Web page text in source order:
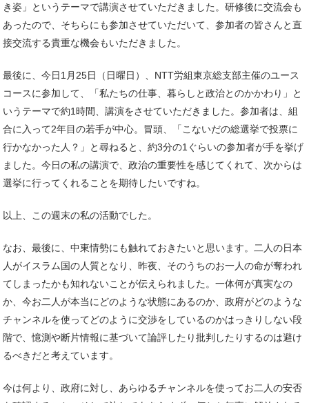
き姿」というテーマで講演させていただきました。研修後に交流会も
あったので、そちらにも参加させていただいて、参加者の皆さんと直
接交流する貴重な機会もいただきました。
最後に、今日1月25日（日曜日）、NTT労組東京総支部主催のユース
コースに参加して、「私たちの仕事、暮らしと政治とのかかわり」と
いうテーマで約1時間、講演をさせていただきました。参加者は、組
合に入って2年目の若手が中心。冒頭、「こないだの総選挙で投票に
行かなかった人？」と尋ねると、約3分の1ぐらいの参加者が手を挙げ
ました。今日の私の講演で、政治の重要性を感じてくれて、次からは
選挙に行ってくれることを期待したいですね。
以上、この週末の私の活動でした。
なお、最後に、中東情勢にも触れておきたいと思います。二人の日本
人がイスラム国の人質となり、昨夜、そのうちのお一人の命が奪われ
てしまったかも知れないことが伝えられました。一体何が真実なの
か、今お二人が本当にどのような状態にあるのか、政府がどのような
チャンネルを使ってどのように交渉をしているのかはっきりしない段
階で、憶測や断片情報に基づいて論評したり批判したりするのは避け
るべきだと考えています。
今は何より、政府に対し、あらゆるチャンネルを使ってお二人の安否